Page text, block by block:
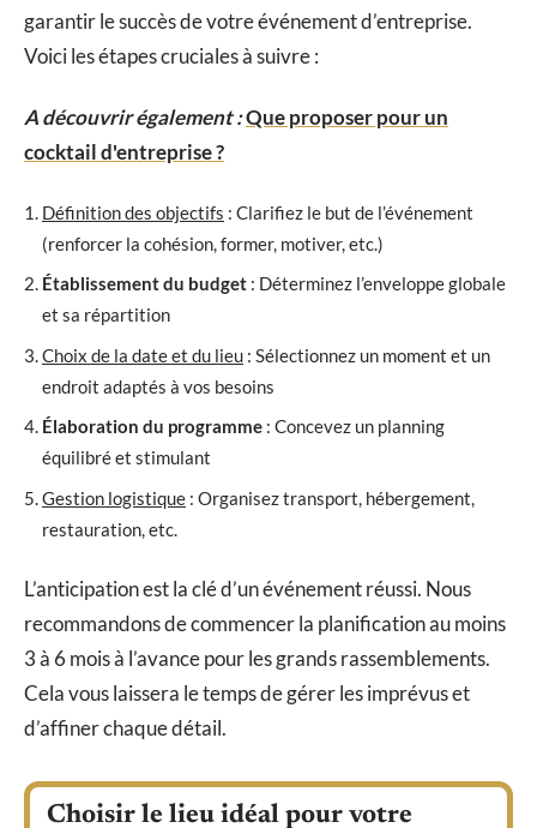
garantir le succès de votre événement d’entreprise.
Voici les étapes cruciales à suivre :
A découvrir également :Que proposer pour un
cocktail d'entreprise ?
Définition des objectifs : Clarifiez le but de l’événement
(renforcer la cohésion, former, motiver, etc.)
Établissement du budget : Déterminez l’enveloppe globale
et sa répartition
Choix de la date et du lieu : Sélectionnez un moment et un
endroit adaptés à vos besoins
Élaboration du programme : Concevez un planning
équilibré et stimulant
Gestion logistique : Organisez transport, hébergement,
restauration, etc.
L’anticipation est la clé d’un événement réussi. Nous
recommandons de commencer la planification au moins
3 à 6 mois à l’avance pour les grands rassemblements.
Cela vous laissera le temps de gérer les imprévus et
d’affiner chaque détail.
Choisir le lieu idéal pour votre